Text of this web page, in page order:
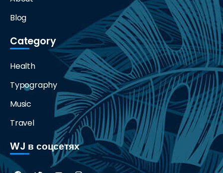
Blog
Category
Health
Typography
Music
Travel
WJ в соцсетях